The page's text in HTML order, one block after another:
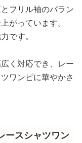
フリル袖のバラン
がっています。
です。
く対応でき、レー
ワンピに華やかさ
ースシャツワン